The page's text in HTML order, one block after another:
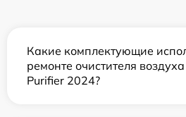
Какие комплектующие
ремонте очистителя
Purifier 2024?